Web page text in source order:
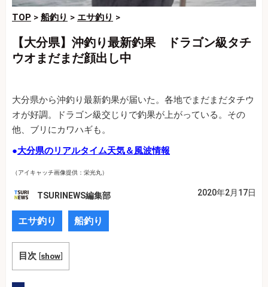
TOP > 船釣り > エサ釣り >
【大分県】沖釣り最新釣果 ドラゴン級タチ
ウオまだまだ顔出し中
大分県から沖釣り最新釣果が届いた。各地でまだまだタチウ
オが好調。ドラゴン級交じりで釣果が上がっている。その
他、ブリにカワハギも。
●大分県のリアルタイム天気＆風波情報
（アイキャッチ画像提供：栄光丸）
TSURINEWS編集部 2020年2月17日
エサ釣り 船釣り
目次 [show]